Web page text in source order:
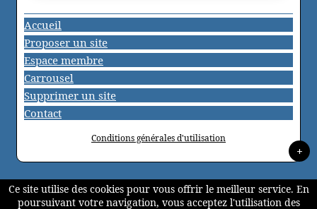
Accueil
Proposer un site
Espace membre
Carrousel
Supprimer un site
Contact
Conditions générales d'utilisation
+
Ce site utilise des cookies pour vous offrir le meilleur service. En
poursuivant votre navigation, vous acceptez l'utilisation des